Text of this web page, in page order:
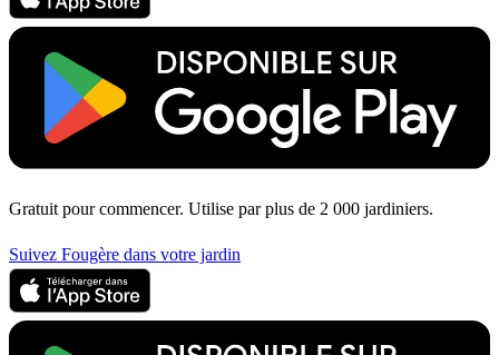
Gratuit pour commencer. Utilise par plus de 2 000 jardiniers.
Suivez Fougère dans votre jardin